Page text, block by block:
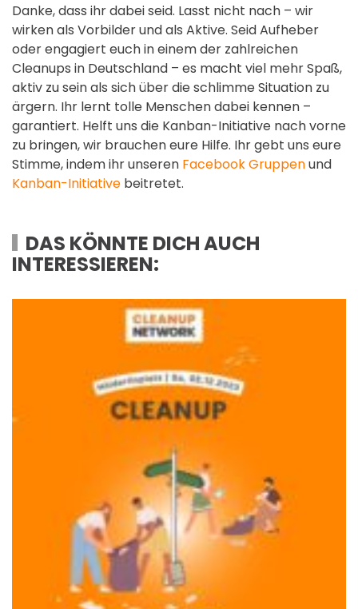
Danke, dass ihr dabei seid. Lasst nicht nach – wir
wirken als Vorbilder und als Aktive. Seid Aufheber
oder engagiert euch in einem der zahlreichen
Cleanups in Deutschland – es macht viel mehr Spaß,
aktiv zu sein als sich über die schlimme Situation zu
ärgern. Ihr lernt tolle Menschen dabei kennen –
garantiert. Helft uns die Kanban-Initiative nach vorne
zu bringen, wir brauchen eure Hilfe. Ihr gebt uns eure
Stimme, indem ihr unseren Facebook Gruppenund
Kanban-Initiative beitretet.
DAS KÖNNTE DICH AUCH
INTERESSIEREN: